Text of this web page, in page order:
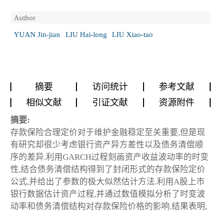
Author
YUAN Jin-jian
LIU Hai-long LIU Xiao-tao
摘要 访问统计
参考文献
相似文献
引证文献 资源附件
摘要:
存款保险合理定价对于维护金融稳定至关重要,但是现
有研究却很少考虑银行资产异方差性以及债务清偿顺
序的差异.利用GARCH过程刻画资产收益波动率的时变
性,结合债务清偿结构得到了封闭形式的存款保险定价
公式,并给出了参数的极大似然估计方法.利用A股上市
银行数据估计资产过程,并通过数值模拟分析了时变波
动率和债务清偿结构对存款保险价格的影响.结果表明,